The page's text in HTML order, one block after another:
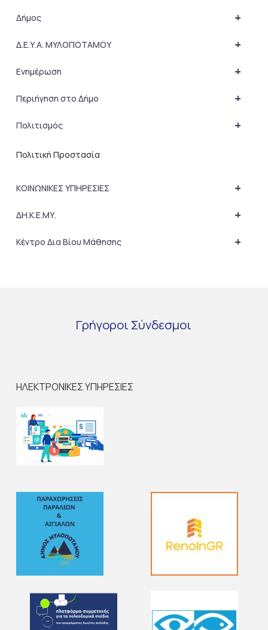
+
Δήμος
+
Δ.Ε.Υ.Α. ΜΥΛΟΠΟΤΑΜΟΥ
+
Ενημέρωση
+
Περιήγηση στο Δήμο
+
Πολιτισμός
Πολιτική Προστασία
+
ΚΟΙΝΩΝΙΚΕΣ ΥΠΗΡΕΣΙΕΣ
+
ΔΗ.Κ.Ε.ΜΥ.
+
Κέντρο Δια Βίου Μάθησης
Γρήγοροι Σύνδεσμοι
ΗΛΕΚΤΡΟΝΙΚΕΣ ΥΠΗΡΕΣΙΕΣ